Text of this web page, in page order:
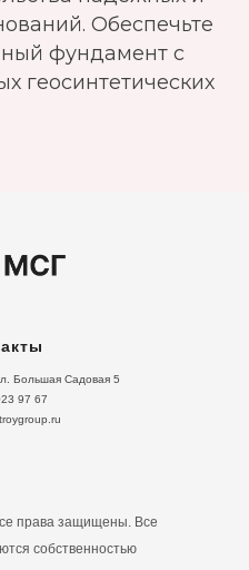
Обеспечьте
фундамент с
геосинтетических
Большая Садовая 5
97 67
права защищены. Все
собственностью